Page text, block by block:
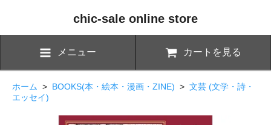
chic-sale online store
メニュー カートを見る
ホーム > BOOKS(本・絵本・漫画・ZINE) > 文芸 (文学・詩・
エッセイ)